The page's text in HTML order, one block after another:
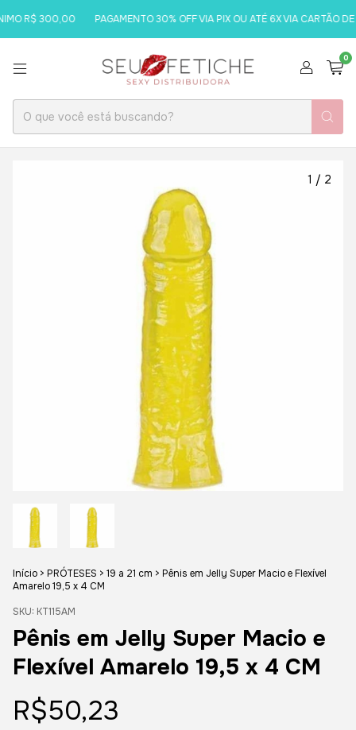
R$ 300,00 PAGAMENTO 30% OFF VIA PIX OU ATÉ 6X VIA CARTÃO DE
0
1 / 2
Início > PRÓTESES > 19 a 21 cm > Pênis em Jelly Super Macio e Flexível
Amarelo 19,5 x 4 CM
SKU: KT115AM
Pênis em Jelly Super Macio e
Flexível Amarelo 19,5 x 4 CM
R$50,23